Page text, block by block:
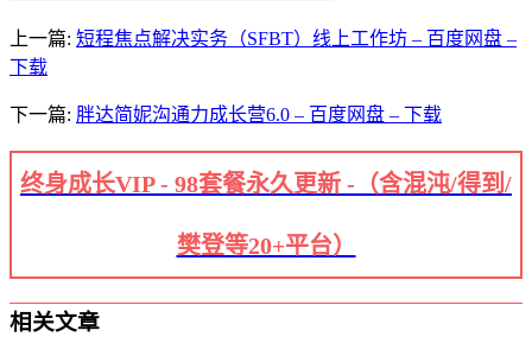
上一篇: 短程焦点解决实务（SFBT）线上工作坊 – 百度网盘 –
下载
下一篇: 胖达简妮沟通力成长营6.0 – 百度网盘 – 下载
终身成长VIP - 98套餐永久更新 -（含混沌/得到/
樊登等20+平台）
相关文章